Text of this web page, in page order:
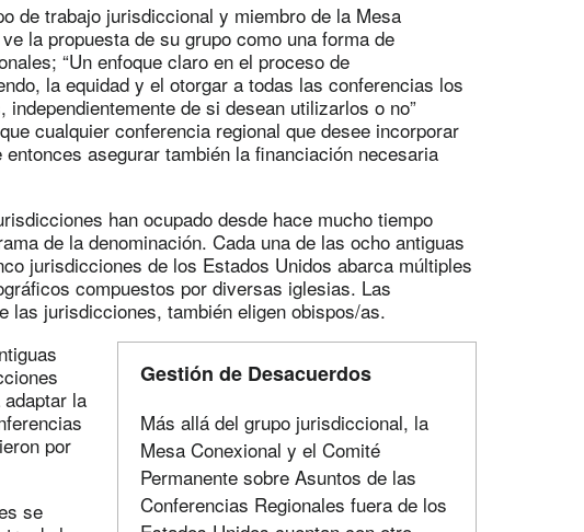
de trabajo jurisdiccional y miembro de la Mesa
la propuesta de su grupo como una forma de
“Un enfoque claro en el proceso de
la equidad y el otorgar a todas las conferencias los
de si desean utilizarlos o no”
cualquier conferencia regional que desee incorporar
asegurar también la financiación necesaria
han ocupado desde hace mucho tiempo
de la denominación. Cada una de las ocho antiguas
jurisdicciones de los Estados Unidos abarca múltiples
compuestos por diversas iglesias. Las
las jurisdicciones, también eligen obispos/as.
Gestión de Desacuerdos
Más allá del grupo jurisdiccional, la
Mesa Conexional y el Comité
Permanente sobre Asuntos de las
Conferencias Regionales fuera de los
la
por
se